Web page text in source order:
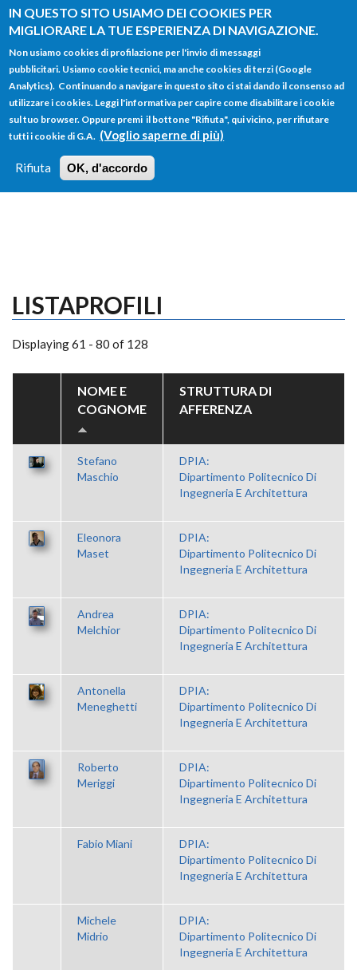
IN QUESTO SITO USIAMO DEI COOKIES PER
MIGLIORARE LA TUE ESPERIENZA DI NAVIGAZIONE.
Non usiamo cookies di profilazione per l'invio di messaggi
pubblicitari. Usiamo cookie tecnici, ma anche cookies di terzi (Google
Analytics). Continuando a navigare in questo sito ci stai dando il consenso ad
utilizzare i cookies. Leggi l'informativa per capire come disabilitare i cookie
sul tuo browser. Oppure premi il bottone "Rifiuta", qui vicino, per rifiutare
tutti i cookie di G.A. (Voglio saperne di più)
Rifiuta OK, d'accordo
Salta al contenuto principale
FORM
DI
RICERCA
Main menu
HOME TUTTI I PROFILI
LOGIN
LISTAPROFILI
Displaying 61 - 80 of 128
NOME E
COGNOME
STRUTTURA DI
AFFERENZA
Stefano
Maschio
DPIA:
Dipartimento Politecnico Di
Ingegneria E Architettura
Eleonora
Maset
DPIA:
Dipartimento Politecnico Di
Ingegneria E Architettura
Andrea
Melchior
DPIA:
Dipartimento Politecnico Di
Ingegneria E Architettura
Antonella
Meneghetti
DPIA:
Dipartimento Politecnico Di
Ingegneria E Architettura
Roberto
Meriggi
DPIA:
Dipartimento Politecnico Di
Ingegneria E Architettura
Fabio Miani
DPIA:
Dipartimento Politecnico Di
Ingegneria E Architettura
Michele
Midrio
DPIA:
Dipartimento Politecnico Di
Ingegneria E Architettura